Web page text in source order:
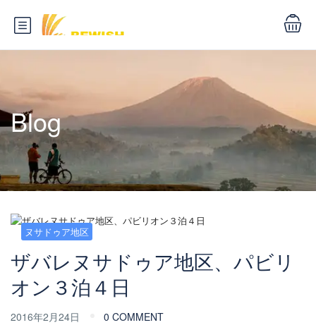
Blog
ヌサドゥア地区
ザバレヌサドゥア地区、パビリ
オン３泊４日
2016年2月24日 0 COMMENT